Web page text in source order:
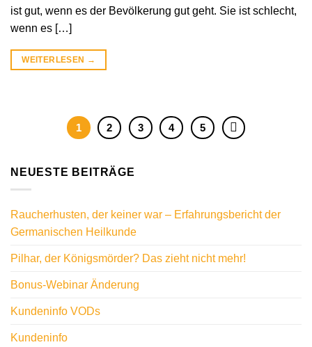
ist gut, wenn es der Bevölkerung gut geht. Sie ist schlecht,
wenn es […]
WEITERLESEN →
1 2 3 4 5
NEUESTE BEITRÄGE
Raucherhusten, der keiner war – Erfahrungsbericht der
Germanischen Heilkunde
Pilhar, der Königsmörder? Das zieht nicht mehr!
Bonus-Webinar Änderung
Kundeninfo VODs
Kundeninfo